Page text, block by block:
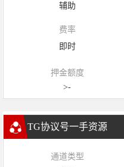
辅助
费率
即时
押金额度
>-
TG协议号一手资源
通道类型